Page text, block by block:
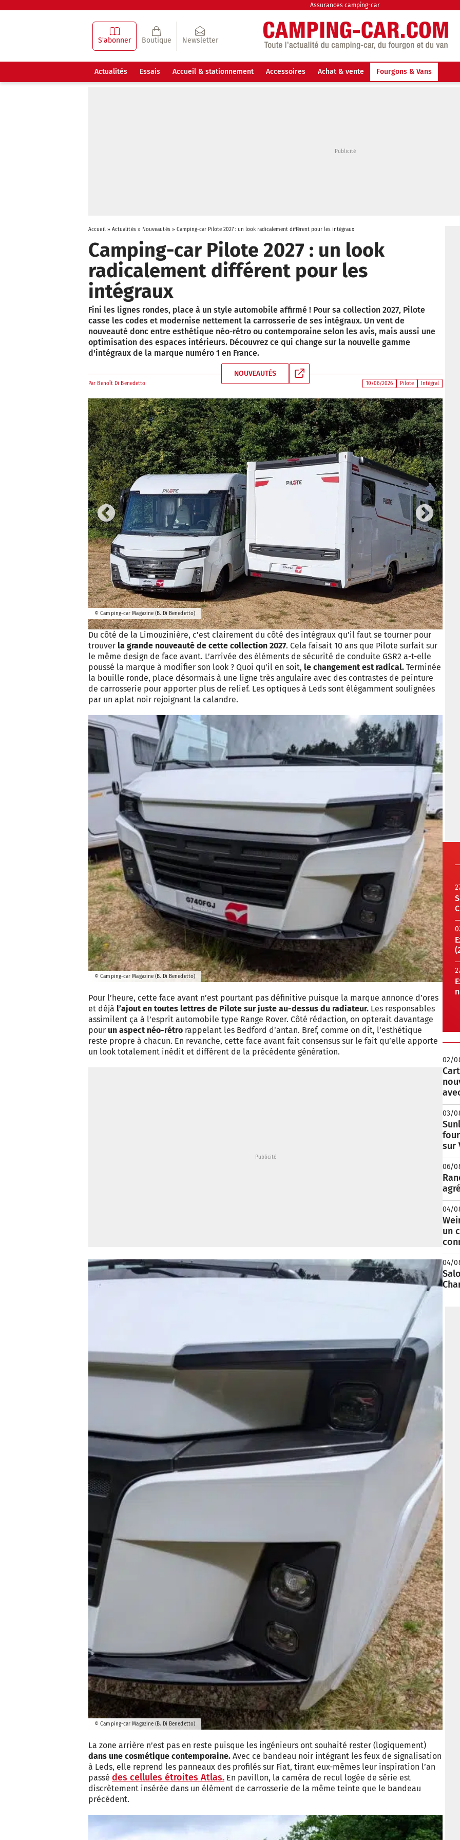
Assurances camping-car
S'abonner Boutique Newsletter
Actualités Essais Accueil & stationnement Accessoires Achat & vente Fourgons & Vans
Accueil» Actualités» Nouveautés» Camping-car Pilote 2027 : un look radicalement différent pour les intégraux
Camping-car Pilote 2027 : un look
radicalement différent pour les
intégraux
Fini les lignes rondes, place à un style automobile affirmé ! Pour sa collection 2027, Pilote
casse les codes et modernise nettement la carrosserie de ses intégraux. Un vent de
nouveauté donc entre esthétique néo-rétro ou contemporaine selon les avis, mais aussi une
optimisation des espaces intérieurs. Découvrez ce qui change sur la nouvelle gamme
d'intégraux de la marque numéro 1 en France.
NOUVEAUTÉS
Par Benoît Di Benedetto 10/06/2026 Pilote Intégral
Previous
© Camping-car Magazine (B. Di Benedetto)
Next
Du côté de la Limouzinière, c’est clairement du côté des intégraux qu’il faut se tourner pour
trouver la grande nouveauté de cette collection 2027. Cela faisait 10 ans que Pilote surfait sur
le même design de face avant. L’arrivée des éléments de sécurité de conduite GSR2 a-t-elle
poussé la marque à modifier son look ? Quoi qu’il en soit, le changement est radical. Terminée
la bouille ronde, place désormais à une ligne très angulaire avec des contrastes de peinture
de carrosserie pour apporter plus de relief. Les optiques à Leds sont élégamment soulignées
par un aplat noir rejoignant la calandre.
© Camping-car Magazine (B. Di Benedetto)
Pour l’heure, cette face avant n’est pourtant pas définitive puisque la marque annonce d’ores
et déjà l’ajout en toutes lettres de Pilote sur juste au-dessus du radiateur. Les responsables
assimilent ça à l’esprit automobile type Range Rover. Côté rédaction, on opterait davantage
pour un aspect néo-rétro rappelant les Bedford d’antan. Bref, comme on dit, l’esthétique
reste propre à chacun. En revanche, cette face avant fait consensus sur le fait qu’elle apporte
un look totalement inédit et différent de la précédente génération.
© Camping-car Magazine (B. Di Benedetto)
La zone arrière n’est pas en reste puisque les ingénieurs ont souhaité rester (logiquement)
dans une cosmétique contemporaine. Avec ce bandeau noir intégrant les feux de signalisation
à Leds, elle reprend les panneaux des profilés sur Fiat, tirant eux-mêmes leur inspiration l’an
passé des cellules étroites Atlas. En pavillon, la caméra de recul logée de série est
discrètement insérée dans un élément de carrosserie de la même teinte que le bandeau
précédent.
02/
03/
sur
06/
04/
un
04/